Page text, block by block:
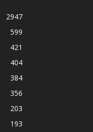
2947
599
421
404
384
356
203
193